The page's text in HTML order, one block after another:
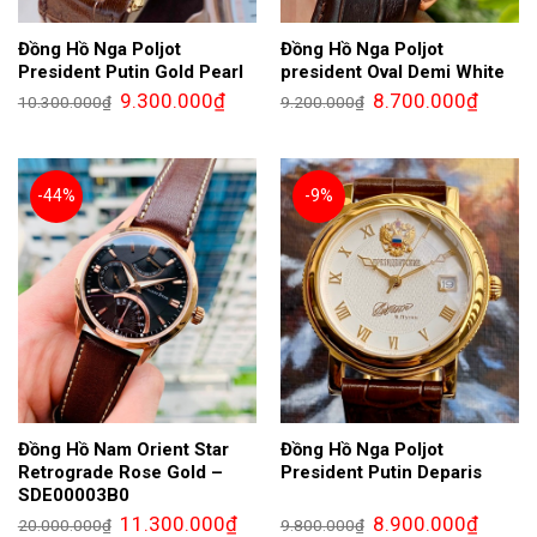
Đồng Hồ Nga Poljot
President Putin Gold Pearl
10.300.000₫ Giá
gốc
9.300.000₫Giá
hiện
9.300.000₫.
Đồng Hồ Nga Poljot
president Oval Demi White
9.200.000₫ Giá
gốc
8.700.000₫Giá
hiện
-44%
Đồng Hồ Nam Orient Star
Retrograde Rose Gold –
SDE00003B0
20.000.000₫ Giá
11.300.000₫Giá
-9%
Đồng Hồ Nga Poljot
President Putin Deparis
9.800.000₫ Giá
8.900.000₫Giá